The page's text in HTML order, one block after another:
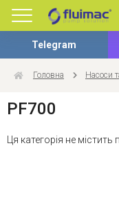
Telegram
Головна Насоси
PF700
Ця категорія не містить